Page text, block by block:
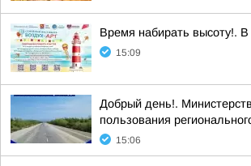
Время набирать высоту!.
15:09
Добрый день!.
пользования
15:06